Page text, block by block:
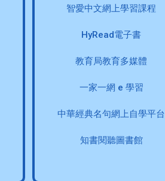
智愛中文網上學習課程
HyRead電子書
教育局教育多媒體
一家一網 e 學習
中華經典名句網上自學平台
知書閱聽圖書館